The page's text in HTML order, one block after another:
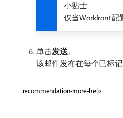
小贴士
仅当Workfront配
单击​发送。
该邮件发布在每个已标
recommendation-more-help